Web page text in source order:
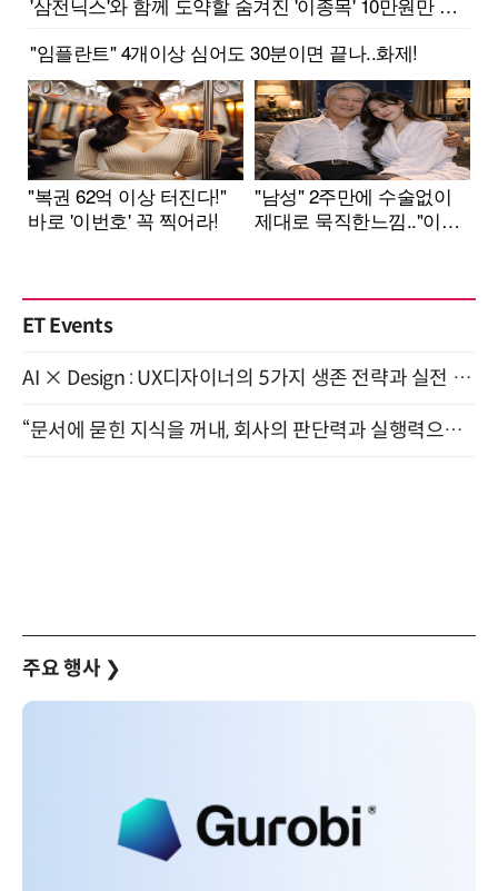
ET Events
AI × Design : UX디자이너의 5가지 생존 전략과 실전 대응 8월 28일 개최
“문서에 묻힌 지식을 꺼내, 회사의 판단력과 실행력으로 바꾸다” (8/20)
주요 행사 ❯